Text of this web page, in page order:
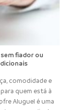
fiador ou
comodidade e
quem está à
Aluguel é uma